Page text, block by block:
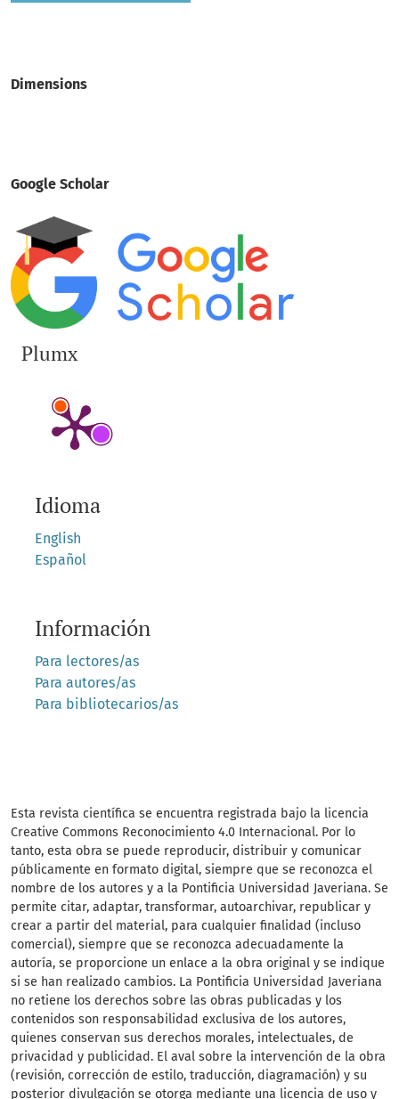
Dimensions
Google Scholar
Plumx
Idioma
English
Español
Información
Para lectores/as
Para autores/as
Para bibliotecarios/as
Esta revista científica se encuentra registrada bajo la licencia
Creative Commons Reconocimiento 4.0 Internacional. Por lo
tanto, esta obra se puede reproducir, distribuir y comunicar
públicamente en formato digital, siempre que se reconozca el
nombre de los autores y a la Pontificia Universidad Javeriana. Se
permite citar, adaptar, transformar, autoarchivar, republicar y
crear a partir del material, para cualquier finalidad (incluso
comercial), siempre que se reconozca adecuadamente la
autoría, se proporcione un enlace a la obra original y se indique
si se han realizado cambios. La Pontificia Universidad Javeriana
no retiene los derechos sobre las obras publicadas y los
contenidos son responsabilidad exclusiva de los autores,
quienes conservan sus derechos morales, intelectuales, de
privacidad y publicidad. El aval sobre la intervención de la obra
(revisión, corrección de estilo, traducción, diagramación) y su
posterior divulgación se otorga mediante una licencia de uso y